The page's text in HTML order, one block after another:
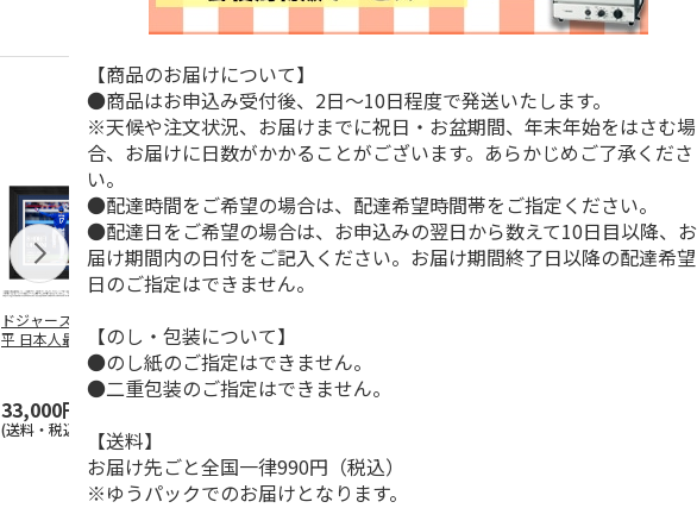
ドジャース 大谷翔
平 日本人最多53試
合連続出塁記念 ダ
33,000円
(送料・税込)
谷翔平 2026 NL 3・
4月投手…
合連続出塁記念 コ
イ…
【商品のお届けについて】
●商品はお申込み受付後、2日～10日程度で発送いたします。
※天候や注文状況、お届けまでに祝日・お盆期間、年末年始をはさむ場
合、お届けに日数がかかることがございます。あらかじめご了承くださ
い。
●配達時間をご希望の場合は、配達希望時間帯をご指定ください。
●配達日をご希望の場合は、お申込みの翌日から数えて10日目以降、お
届け期間内の日付をご記入ください。お届け期間終了日以降の配達希望
日のご指定はできません。
【のし・包装について】
●のし紙のご指定はできません。
●二重包装のご指定はできません。
【送料】
お届け先ごと全国一律990円（税込）
※ゆうパックでのお届けとなります。